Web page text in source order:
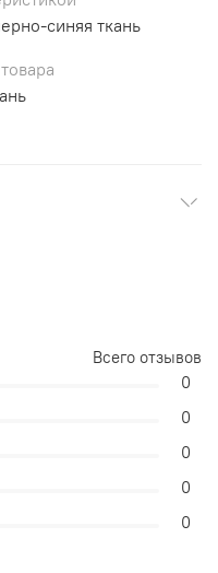
синяя ткань
Всего отзывов
0
0
0
0
0